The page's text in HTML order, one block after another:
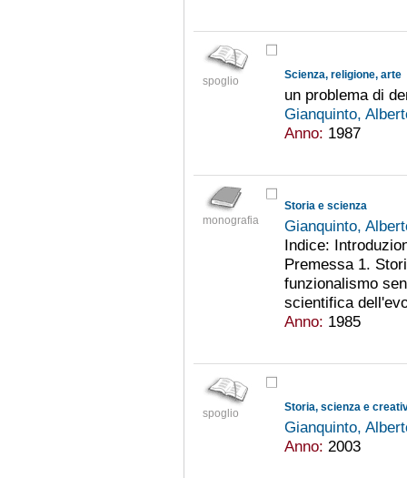
spoglio Scienza, religione, arte
un problema di
Gianquinto,
Anno: 1987
monografia
Storia e scienza
Gianquinto,
Indice:
Premessa 1.
funzionalismo
scientifica
Anno: 1985
spoglio Storia, scienza e
Gianquinto,
Anno: 2003